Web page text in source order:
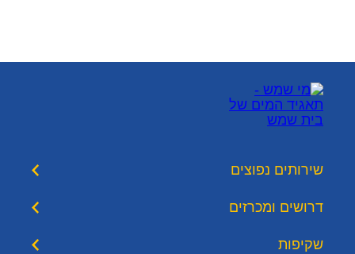
שירותים נפוצים
דרושים ומכרזים
שקיפות